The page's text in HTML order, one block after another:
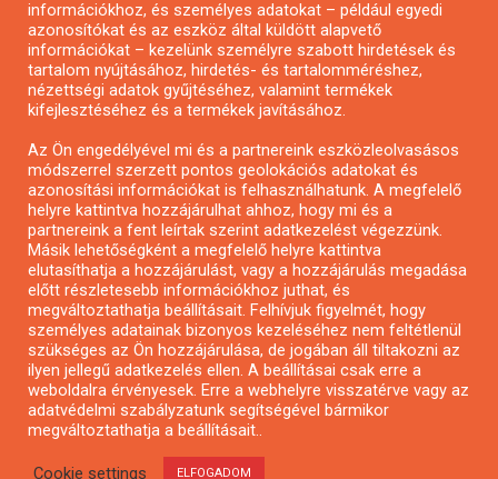
Pályázatfigyelés
Specifikus pályázatfigyelés vagy hírlevél
Pályázatok magánszemélyeknek
Pályázatok civil szervezeteknek
Pályázatok vállalkozásoknak
Önkormányzati pályázatok
Mezőgazdasági pályázatok
Falusi turizmus pályázatok
Napelem pályázatok
GINOP pályázatok
információkhoz, és személyes adatokat – például egyedi
azonosítókat és az eszköz által küldött alapvető
információkat – kezelünk személyre szabott hirdetések és
tartalom nyújtásához, hirdetés- és tartalomméréshez,
nézettségi adatok gyűjtéséhez, valamint termékek
kifejlesztéséhez és a termékek javításához.
Az Ön engedélyével mi és a partnereink eszközleolvasásos
módszerrel szerzett pontos geolokációs adatokat és
azonosítási információkat is felhasználhatunk. A megfelelő
helyre kattintva hozzájárulhat ahhoz, hogy mi és a
partnereink a fent leírtak szerint adatkezelést végezzünk.
Másik lehetőségként a megfelelő helyre kattintva
elutasíthatja a hozzájárulást, vagy a hozzájárulás megadása
előtt részletesebb információkhoz juthat, és
megváltoztathatja beállításait. Felhívjuk figyelmét, hogy
személyes adatainak bizonyos kezeléséhez nem feltétlenül
szükséges az Ön hozzájárulása, de jogában áll tiltakozni az
ilyen jellegű adatkezelés ellen. A beállításai csak erre a
weboldalra érvényesek. Erre a webhelyre visszatérve vagy az
adatvédelmi szabályzatunk segítségével bármikor
megváltoztathatja a beállításait..
Cookie settings ELFOGADOM